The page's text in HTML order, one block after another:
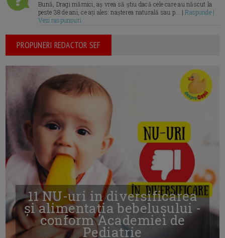
Bună, Dragi mămici, aș vrea să știu dacă cele care au născut la
peste 38 de ani, ce ați ales: nașterea naturală sau p... |Raspunde |
Vezi raspunsuri
PROPUNERI REDACTOR SEF
11 NU-uri in diversificarea
și alimentația bebelușului -
conform Academiei de
Pediatrie